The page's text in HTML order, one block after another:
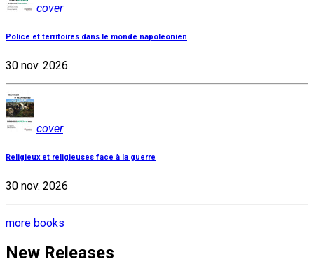
cover
Police et territoires dans le monde napoléonien
30 nov. 2026
cover
Religieux et religieuses face à la guerre
30 nov. 2026
more books
New Releases